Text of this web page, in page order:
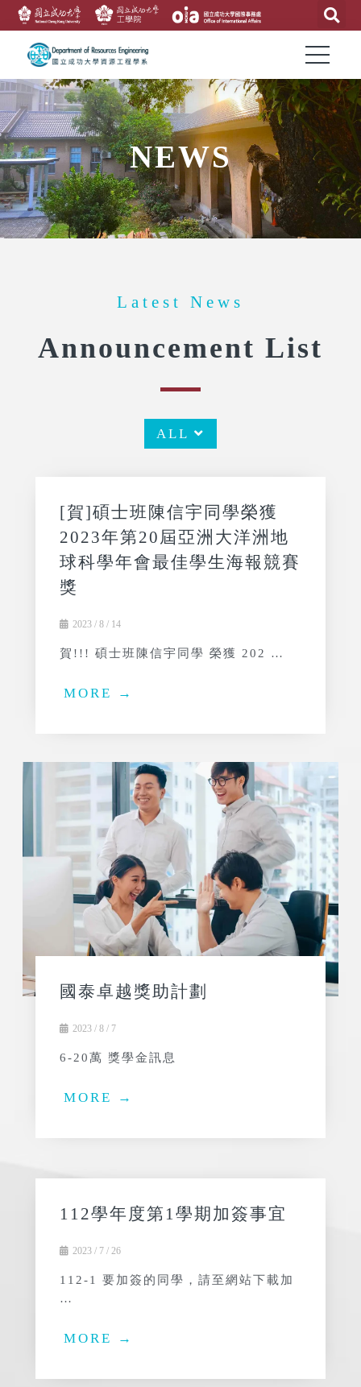
NEWS
Latest News
Announcement List
ALL
[賀]碩士班陳信宇同學榮獲
2023年第20屆亞洲大洋洲地
球科學年會最佳學生海報競賽
獎
2023 / 8 / 14
賀!!! 碩士班陳信宇同學 榮獲 202 …
MORE →
國泰卓越獎助計劃
2023 / 8 / 7
6-20萬 獎學金訊息
MORE →
112學年度第1學期加簽事宜
2023 / 7 / 26
112-1 要加簽的同學，請至網站下載加
…
MORE →